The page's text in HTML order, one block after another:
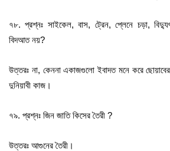
৭৮. প্রশ্নঃ সাইকেল, বাস, ট্রেন, প্লেনে চড়া,
বিদআত নয়?
উত্তরঃ না, কেননা একাজগুলো ইবাদত মনে করে
দুনিয়াবী কাজ।
৭৯. প্রশ্নঃ জিন জাতি কিসের তৈরী ?
উত্তরঃ আগুনের তৈরী।